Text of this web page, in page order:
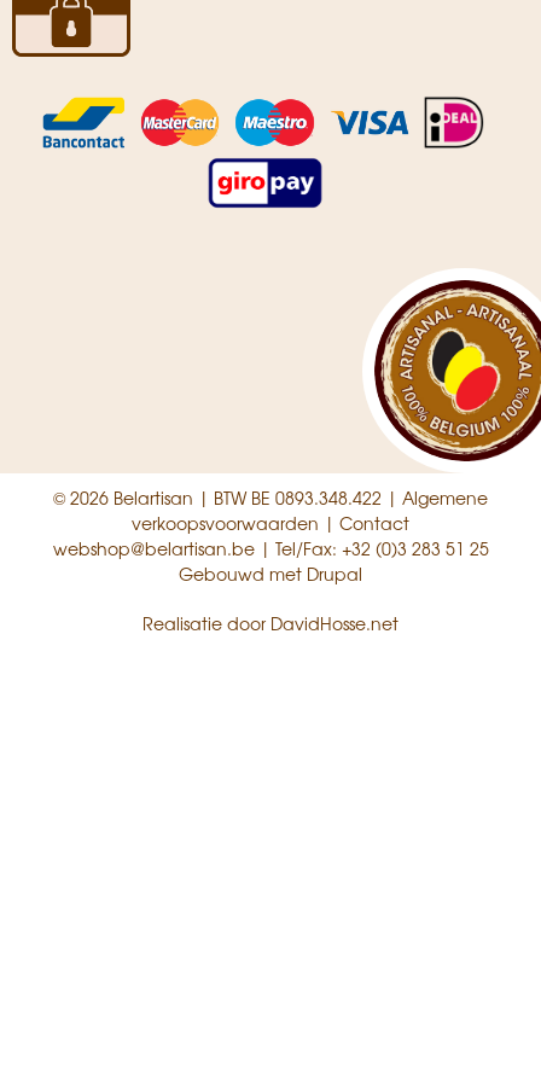
© 2026 Belartisan | BTW BE 0893.348.422 | Algemene
verkoopsvoorwaarden | Contact
webshop@belartisan.be| Tel/Fax: +32 (0)3 283 51 25
Gebouwd met Drupal
Realisatie door DavidHosse.net